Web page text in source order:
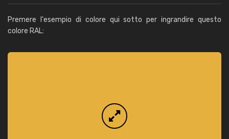
Premere l'esempio di colore qui sotto per ingrandire questo
colore RAL: